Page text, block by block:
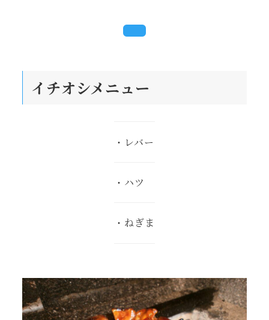
イチオシメニュー
・レバー
・ハツ
・ねぎま